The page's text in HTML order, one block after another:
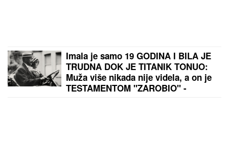
Imala je samo 19 GODINA I BILA JE
TRUDNA DOK JE TITANIK TONUO:
Muža više nikada nije videla, a on je
TESTAMENTOM "ZAROBIO" -